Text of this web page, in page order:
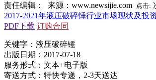
责任编辑： 来源：www.newsijie.com 点击:
2017-2021年液压破碎锤行业市场现状及投
PDF下载 订购合同
关键字：液压破碎锤
出版日期：2017-07-18
服务形式：文本+电子版
寄送方式：特快专递，2-3天送达